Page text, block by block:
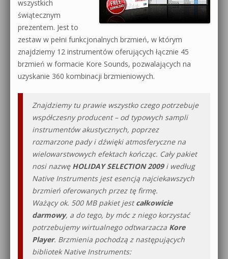
wszystkich
świątecznym
prezentem. Jest to
zestaw w pełni funkcjonalnych brzmień, w którym
znajdziemy 12 instrumentów oferujących łącznie 45
brzmień w formacie Kore Sounds, pozwalających na
uzyskanie 360 kombinacji brzmieniowych.
Znajdziemy tu prawie wszystko czego potrzebuje
współczesny producent – od typowych sampli
instrumentów akustycznych, poprzez
rozmarzone pady i dźwięki atmosferyczne na
wielowarstwowych efektach kończąc. Cały pakiet
nosi nazwę HOLIDAY SELECTION 2009i według
Native Instruments jestesencją najciekawszych
brzmień oferowanych przez tę firmę.
Ważący ok. 500 MB pakiet jestcałkowicie
darmowy, a do tego, by móc z niego korzystać
potrzebujemy wirtualnego odtwarzacza Kore
Player. Brzmienia pochodzą z następujących
bibliotek Native Instruments: